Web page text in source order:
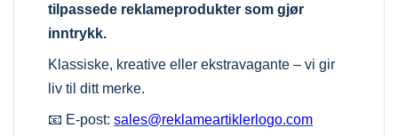
tilpassede reklameprodukter som gjør
inntrykk.
Klassiske, kreative eller ekstravagante – vi gir
liv til ditt merke.
📧 E-post:sales@reklameartiklerlogo.com